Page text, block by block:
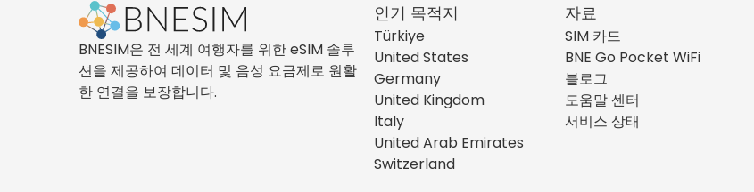
BNESIM은 전 세계 여행자를 위한 eSIM 솔루
션을 제공하여 데이터 및 음성 요금제로 원활
한 연결을 보장합니다.
인기 목적지
Türkiye
United States
Germany
United Kingdom
Italy
United Arab Emirates
Switzerland
자료
SIM 카드
BNE Go Pocket WiFi
블로그
도움말 센터
서비스 상태